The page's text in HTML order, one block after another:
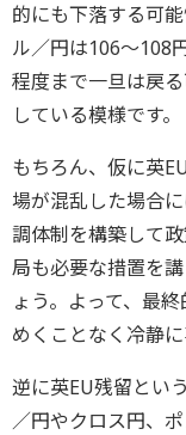
的にも下落する可
ル／円は106～108
程度まで一旦は戻
している模様です。
もちろん、仮に英
場が混乱した場合
調体制を構築して
局も必要な措置を
ょう。よって、最
めくことなく冷静
逆に英EU残留とい
／円やクロス円、